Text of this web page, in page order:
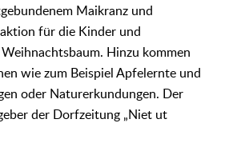
Maikranz und
für die Kinder und
Hinzu kommen
wie zum Beispiel Apfelernte und
oder Naturerkundungen. Der
der Dorfzeitung „Niet ut